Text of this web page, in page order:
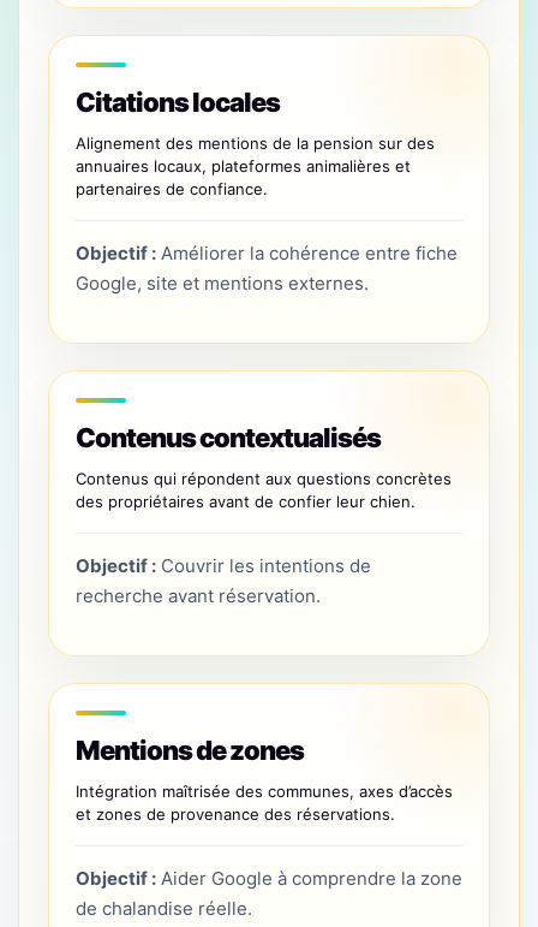
Citations locales
Alignement des mentions de la pension sur des
annuaires locaux, plateformes animalières et
partenaires de confiance.
Objectif : Améliorer la cohérence entre fiche
Google, site et mentions externes.
Contenus contextualisés
Contenus qui répondent aux questions concrètes
des propriétaires avant de confier leur chien.
Objectif : Couvrir les intentions de
recherche avant réservation.
Mentions de zones
Intégration maîtrisée des communes, axes d’accès
et zones de provenance des réservations.
Objectif : Aider Google à comprendre la zone
de chalandise réelle.